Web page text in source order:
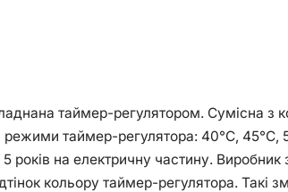
таймер-регулятором. Сумісна з
таймер-регулятора: 40°С, 45°С,
років на електричну частину.
кольору таймер-регулятора.